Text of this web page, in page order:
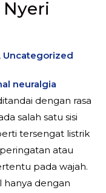
, Uncategorized
neuralgia
dengan rasa
salah satu sisi
tersengat listrik
atau
pada wajah.
hanya dengan